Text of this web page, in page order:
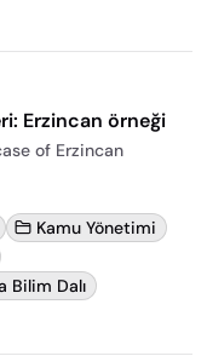
Erzincan örneği
of Erzincan
Kamu Yönetimi
Bilim Dalı